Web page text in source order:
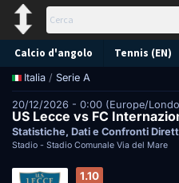
Calcio d'angolo Tennis (EN)
Pronostico
Italia / Serie A
20/12/2026 - 0:00 (Europe/
US Lecce vs FC
Statistiche, Dati e Confronti
Stadio - Stadio Comunale Via del Mare
1.10